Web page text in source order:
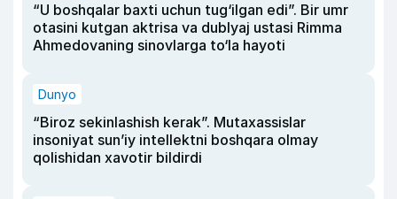
“U boshqalar baxti uchun tug‘ilgan edi”. Bir umr
otasini kutgan aktrisa va dublyaj ustasi Rimma
Ahmedovaning sinovlarga to‘la hayoti
Dunyo
“Biroz sekinlashish kerak”. Mutaxassislar
insoniyat sun’iy intellektni boshqara olmay
qolishidan xavotir bildirdi